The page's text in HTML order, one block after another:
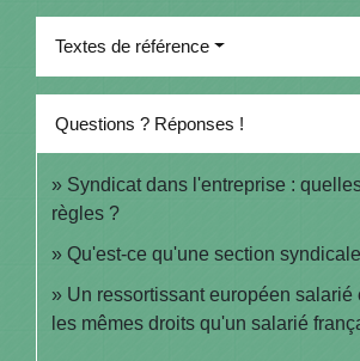
Textes de référence
Questions ? Réponses !
Syndicat dans l'entreprise :
règles ?
Qu'est-ce qu'une section
Un ressortissant européen salarié
les mêmes droits qu'un salarié